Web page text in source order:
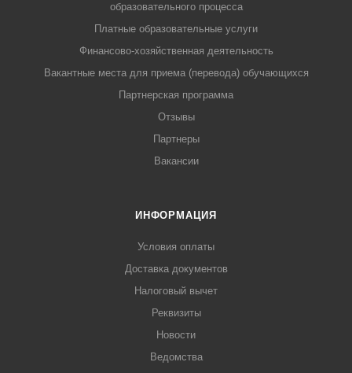
образовательного процесса
Платные образовательные услуги
Финансово-хозяйственная деятельность
Вакантные места для приема (перевода) обучающихся
Партнерская программа
Отзывы
Партнеры
Вакансии
ИНФОРМАЦИЯ
Условия оплаты
Доставка документов
Налоговый вычет
Реквизиты
Новости
Ведомства